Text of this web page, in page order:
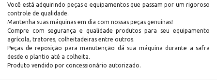
Você está adquirindo peças e equipamentos que passam por um rigoroso
controle de qualidade.
Mantenha suas máquinas em dia com nossas peças genuínas!
Compre com segurança e qualidade produtos para seu equipamento
agrícola, tratores, colheitadeiras entre outros.
Peças de reposição para manutenção dá sua máquina durante a safra
desde o plantio até a colheita.
Produto vendido por concessionário autorizado.